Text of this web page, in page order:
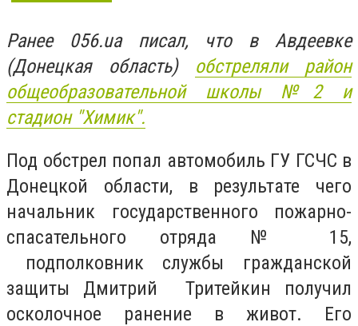
Ранее 056.ua писал, что в Авдеевке
(Донецкая область) обстреляли район
общеобразовательной школы №2 и
стадион "Химик".
Под обстрел попал автомобиль ГУ ГСЧС в
Донецкой области, в результате чего
начальник государственного пожарно-
спасательного отряда № 15,
подполковник службы гражданской
защиты Дмитрий Тритейкин получил
осколочное ранение в живот. Его